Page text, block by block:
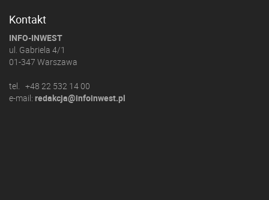
Kontakt
INFO-INWEST
ul. Gabriela 4/1
01-347 Warszawa
tel. +48 22 532 14 00
e-mail: redakcja@infoinwest.pl